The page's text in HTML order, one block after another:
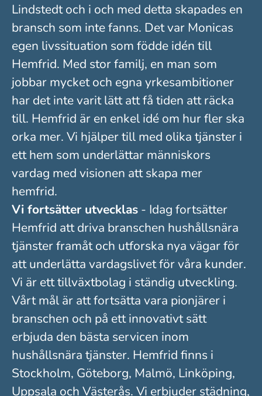
Lindstedt och i och med detta skapades en
bransch som inte fanns. Det var Monicas
egen livssituation som födde idén till
Hemfrid. Med stor familj, en man som
jobbar mycket och egna yrkesambitioner
har det inte varit lätt att få tiden att räcka
till. Hemfrid är en enkel idé om hur fler ska
orka mer. Vi hjälper till med olika tjänster i
ett hem som underlättar människors
vardag med visionen att skapa mer
hemfrid.
Vi fortsätter utvecklas - Idag fortsätter
Hemfrid att driva branschen hushållsnära
tjänster framåt och utforska nya vägar för
att underlätta vardagslivet för våra kunder.
Vi är ett tillväxtbolag i ständig utveckling.
Vårt mål är att fortsätta vara pionjärer i
branschen och på ett innovativt sätt
erbjuda den bästa servicen inom
hushållsnära tjänster. Hemfrid finns i
Stockholm, Göteborg, Malmö, Linköping,
Uppsala och Västerås. Vi erbjuder städning,